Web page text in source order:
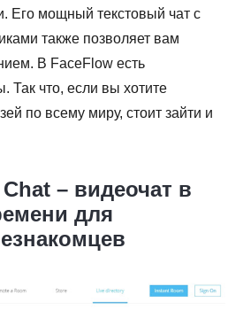
Его мощный текстовый чат с
также позволяет вам
В FaceFlow есть
Так что, если вы хотите
по всему миру, стоит зайти и
– видеочат в
для